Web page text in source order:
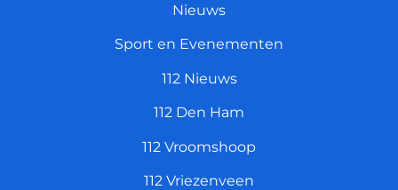
Nieuws
Sport en Evenementen
112 Nieuws
112 Den Ham
112 Vroomshoop
112 Vriezenveen